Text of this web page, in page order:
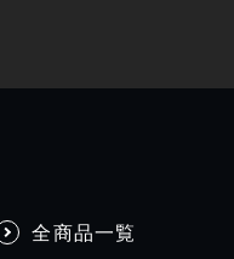
全商品一覧